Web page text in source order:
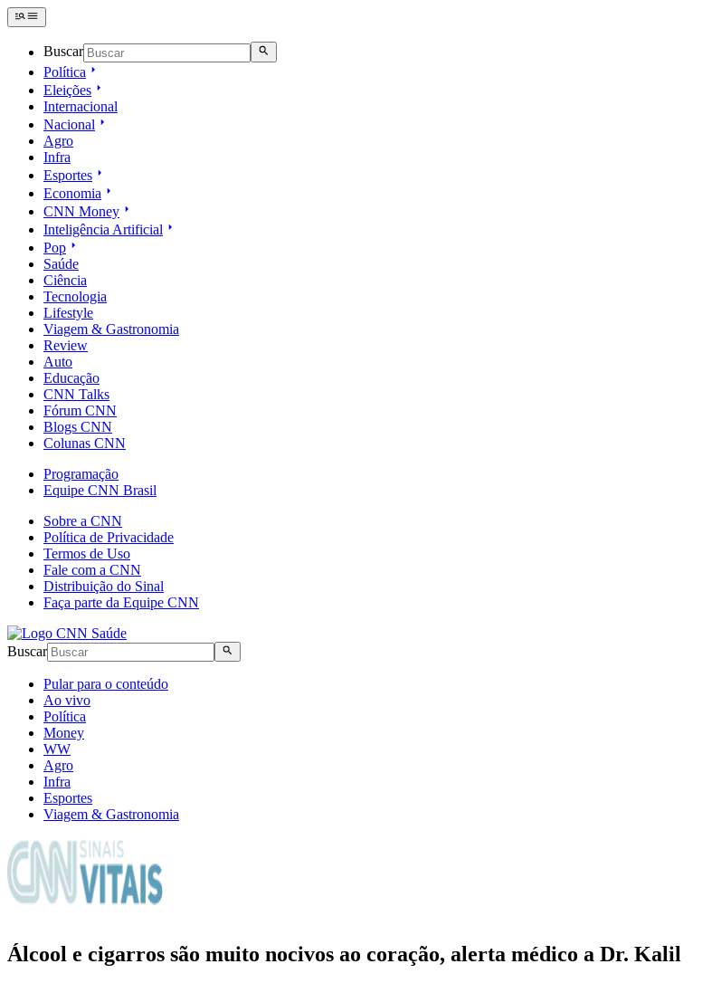
Buscar
Política
Eleições
Internacional
Nacional
Agro
Infra
Esportes
Economia
CNN Money
Inteligência Artificial
Pop
Saúde
Ciência
Tecnologia
Lifestyle
Viagem & Gastronomia
Review
Auto
Educação
CNN Talks
Fórum CNN
Blogs CNN
Colunas CNN
Programação
Equipe CNN Brasil
Sobre a CNN
Política de Privacidade
Termos de Uso
Fale com a CNN
Distribuição do Sinal
Faça parte da Equipe CNN
Buscar
Pular para o conteúdo
Ao vivo
Política
Money
WW
Agro
Infra
Esportes
Viagem & Gastronomia
Álcool e cigarros são muito nocivos ao coração, alerta médico a Dr. Kalil